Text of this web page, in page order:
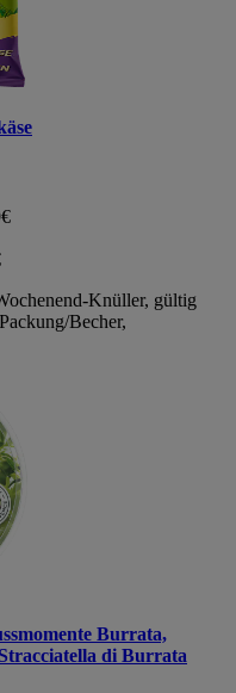
Knüller, gültig
Becher,
Burrata,
di Burrata